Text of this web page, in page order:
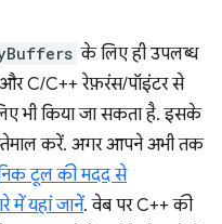
के लिए ही उपलब्ध
और C/C++ रेफ़रंस/पॉइंटर से
भी किया जा सकता है. इसके
करें. अगर आपने अभी तक
टूल की मदद से
में यहां जानें. वेब पर C++ की